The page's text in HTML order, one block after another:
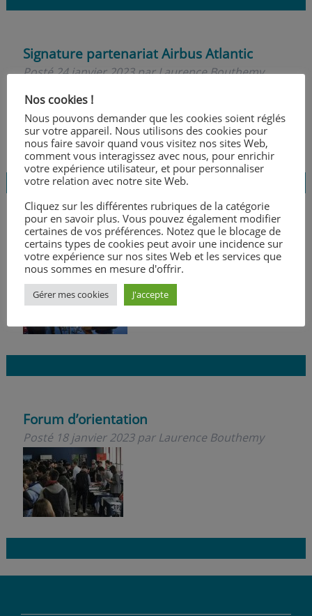
Signature partenariat Airbus Atlantic
Posté24 janvier 2023parLaurence Bouthemy
Reportage sur Marcel Callo
Posté18 janvier 2023parLaurence Bouthemy
Forum d’orientation
Posté 18 janvier 2023 par Laurence Bouthemy
Nos cookies !
Nous pouvons demander que les cookies soient réglés
sur votre appareil. Nous utilisons des cookies pour
nous faire savoir quand vous visitez nos sites Web,
comment vous interagissez avec nous, pour enrichir
votre expérience utilisateur, et pour personnaliser
votre relation avec notre site Web.
Cliquez sur les différentes rubriques de la catégorie
pour en savoir plus. Vous pouvez également modifier
certaines de vos préférences. Notez que le blocage de
certains types de cookies peut avoir une incidence sur
votre expérience sur nos sites Web et les services que
nous sommes en mesure d'offrir.
Gérer mes cookies J'accepte